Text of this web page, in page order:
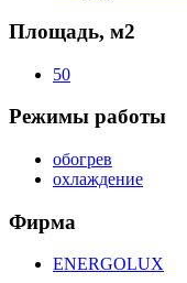
Площадь, м2
50
Режимы работы
обогрев
охлаждение
Фирма
ENERGOLUX